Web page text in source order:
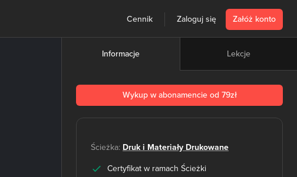
Cennik Zaloguj się Załóż konto
Informacje Lekcje
Wykup w abonamencie od 79zł
Ścieżka: Druk i Materiały Drukowane
Certyfikat w ramach Ścieżki